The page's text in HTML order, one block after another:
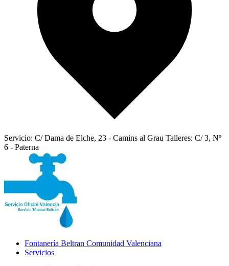
Servicio: C/ Dama de Elche, 23 - Camins al Grau Talleres: C/ 3, Nº
6 - Paterna
Fontanería Beltran Comunidad Valenciana
Servicios